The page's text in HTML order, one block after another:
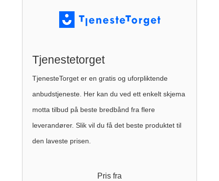
Tjenestetorget
TjenesteTorget er en gratis og uforpliktende
anbudstjeneste. Her kan du ved ett enkelt skjema
motta tilbud på beste bredbånd fra flere
leverandører. Slik vil du få det beste produktet til
den laveste prisen.
Pris fra